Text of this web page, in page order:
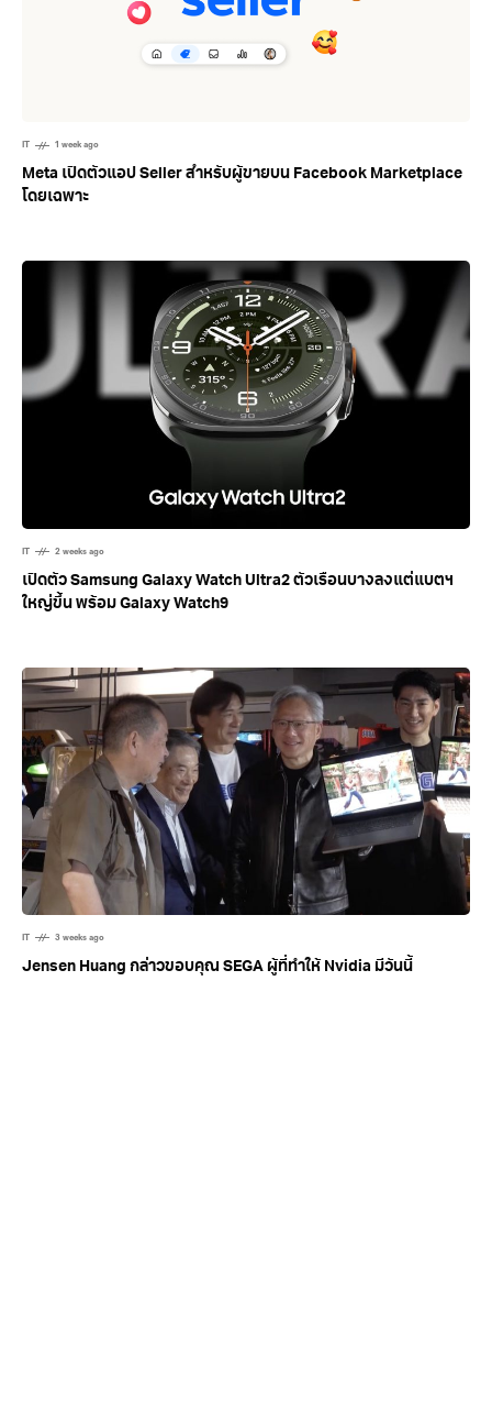
1 week ago
Meta เปิดตัวแอป Seller สำหรับผู้ขายบน Facebook Marketplace
โดยเฉพาะ
2 weeks ago
เปิดตัว Samsung Galaxy Watch Ultra2 ตัวเรือนบางลงแต่แบตฯ
ใหญ่ขึ้น พร้อม Galaxy Watch9
IT 3 weeks ago
Jensen Huang กล่าวขอบคุณ SEGA ผู้ที่ทำให้ Nvidia มีวันนี้